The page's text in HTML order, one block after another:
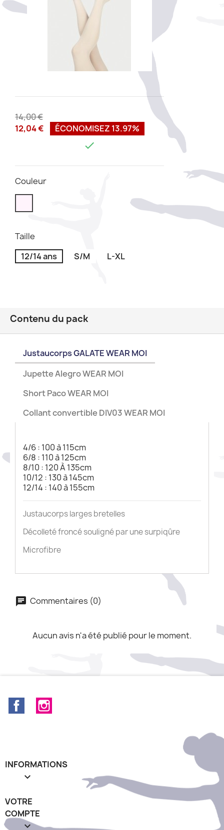
14,00 €
12,04 €
ÉCONOMISEZ 13.97%

Couleur
Taille
12/14 ans
S/M L-XL
Contenu du pack
Justaucorps GALATE WEAR MOI
Jupette Alegro WEAR MOI
Short Paco WEAR MOI
Collant convertible DIV03 WEAR MOI
4/6 : 100 à 115cm
6/8 : 110 à 125cm
8/10 : 120 À 135cm
10/12 : 130 à 145cm
12/14 : 140 à 155cm
Justaucorps larges bretelles
Décolleté froncé souligné par une surpiqûre
Microfibre
Commentaires (0)
Aucun avis n'a été publié pour le moment.
Facebook
INFORMATIONS

VOTRE
COMPTE
